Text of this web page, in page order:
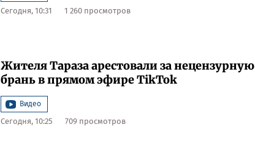
Сегодня, 10:31 1 260 просмотров
Жителя Тараза арестовали за нецензурную
брань в прямом эфире TikTok
Видео
Сегодня, 10:25 709 просмотров